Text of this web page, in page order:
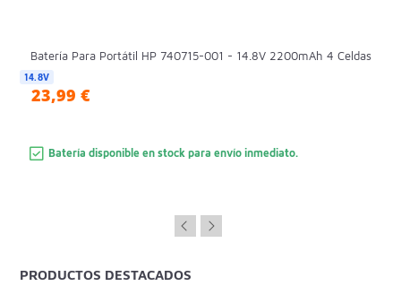
Batería Para Portátil HP 740715-001 - 14.8V 2200mAh 4 Celdas
14.8V
23,99 €
Batería disponible en stock para envío inmediato.
PRODUCTOS DESTACADOS